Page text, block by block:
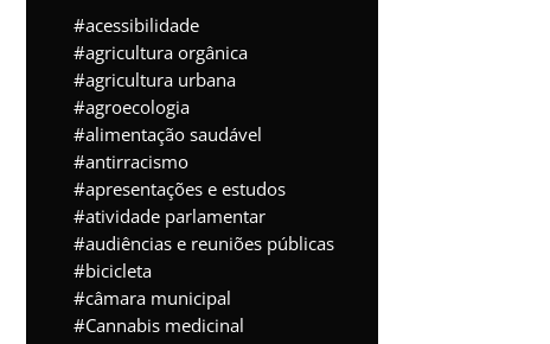
acessibilidade
agricultura orgânica
agricultura urbana
agroecologia
alimentação saudável
antirracismo
apresentações e estudos
atividade parlamentar
audiências e reuniões públicas
bicicleta
câmara municipal
Cannabis medicinal